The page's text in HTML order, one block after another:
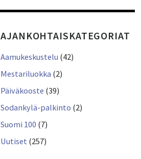
AJANKOHTAISKATEGORIAT
Aamukeskustelu (42)
Mestariluokka (2)
Päiväkooste (39)
Sodankylä-palkinto (2)
Suomi 100 (7)
Uutiset (257)